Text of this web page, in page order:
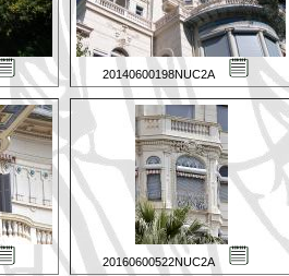
20140600198NUC2A
20160600522NUC2A